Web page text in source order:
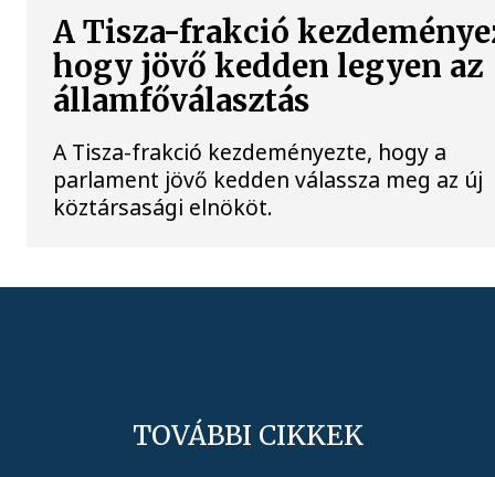
A Tisza-frakció
hogy jövő kedden legyen az
államfőválasztás
A Tisza-frakció kezdeményezte, hogy a
parlament jövő kedden válassza meg az új
köztársasági elnököt.
TOVÁBBI CIKKEK